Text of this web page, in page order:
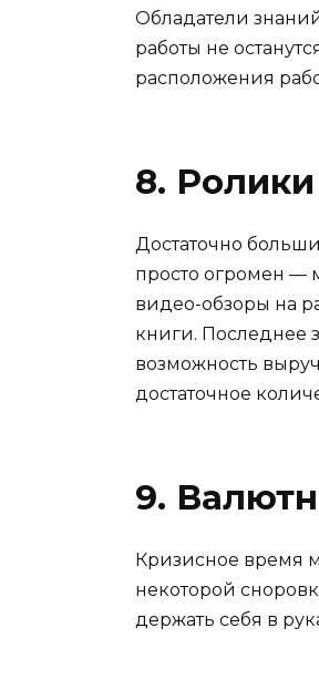
Обладатели
работы не
расположения
8.
Достаточно
просто огромен —
видео-обзоры на
книги. Последнее
возможность
достаточное
9.
Кризисное время
некоторой
держать себя в